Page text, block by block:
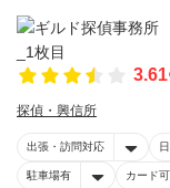
3.61
探偵・興信所
出張・訪問対応
駐車場有 カード可